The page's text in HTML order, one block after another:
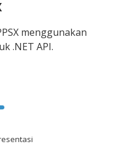
menggunakan
.NET API.